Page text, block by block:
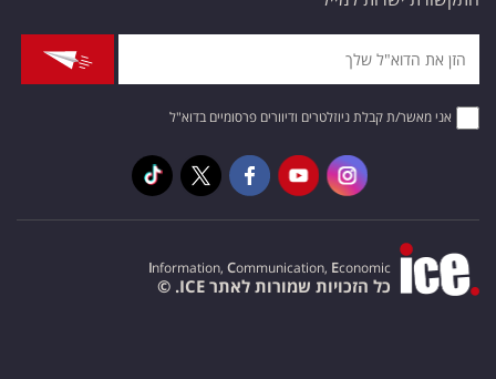
אני מאשר/ת קבלת ניוזלטרים ודיוורים פרסומיים בדוא"ל
Information, Communication, Economic
כל הזכויות שמורות לאתר ICE. ©